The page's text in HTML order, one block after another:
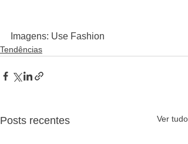
Imagens: Use Fashion
Tendências
Posts recentes Ver tudo